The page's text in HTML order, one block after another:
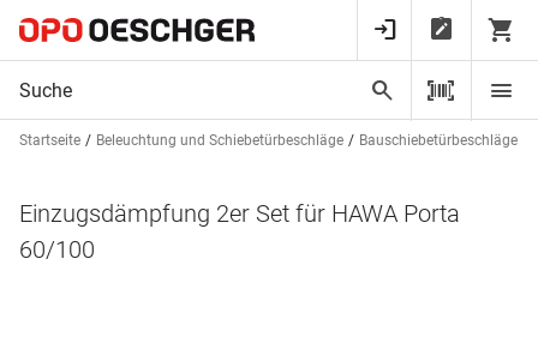
Startseite Beleuchtung und Schiebetürbeschläge Bauschiebetürbeschläge
Einzugsdämpfung 2er Set für HAWA Porta
60/100